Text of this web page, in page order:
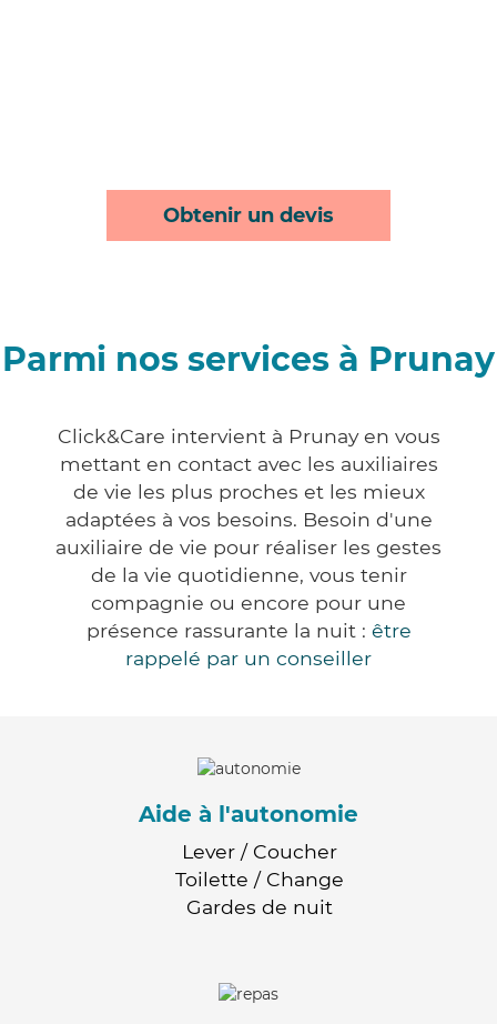
Obtenir un devis
Parmi nos services à Prunay
Click&Care intervient à Prunay en vous
mettant en contact avec les auxiliaires
de vie les plus proches et les mieux
adaptées à vos besoins. Besoin d'une
auxiliaire de vie pour réaliser les gestes
de la vie quotidienne, vous tenir
compagnie ou encore pour une
présence rassurante la nuit : être
rappelé par un conseiller
Aide à l'autonomie
Lever / Coucher
Toilette / Change
Gardes de nuit